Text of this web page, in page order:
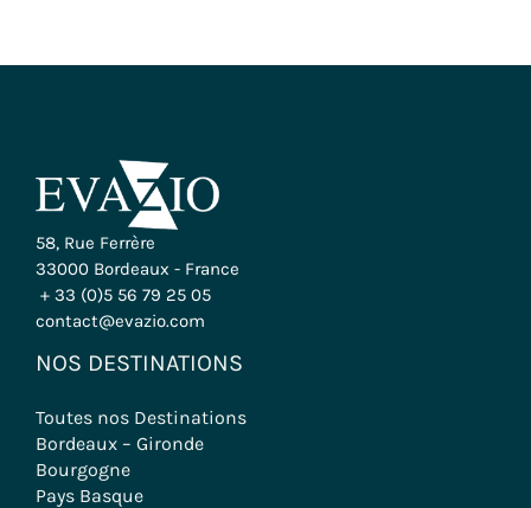
58, Rue Ferrère
33000 Bordeaux - France
+ 33 (0)5 56 79 25 05
contact@evazio.com
NOS DESTINATIONS
Toutes nos Destinations
Bordeaux – Gironde
Bourgogne
Pays Basque